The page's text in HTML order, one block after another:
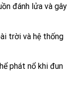
đánh lửa và gây
trời và hệ thống
phát nổ khi đun